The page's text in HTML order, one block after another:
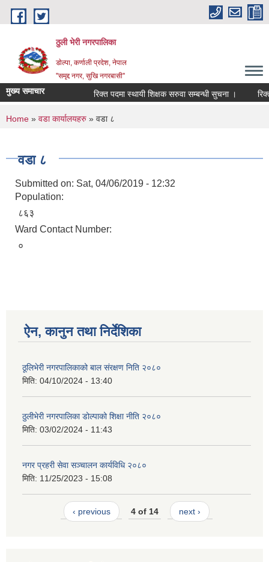
Skip to main content
ठुली भेरी नगरपालिका
डाेल्पा, कर्णाली प्रदेश, नेपाल
''समृद्द नगर, सुखि नगरबासी''
मुख्य समाचार रिक्त पदमा स्थायी शिक्षक सरुवा सम्बन्धी सुचना । रिक्त
You are here
Home » वडा कार्यालयहरु » वडा ८
वडा ८
Submitted on: Sat, 04/06/2019 - 12:32
Population:
८६३
Ward Contact Number:
०
ऐन, कानुन तथा निर्देशिका
ठूलिभेरी नगरपालिकाको बाल संरक्षण निति २०८०
मिति: 04/10/2024 - 13:40
ठुलीभेरी नगरपालिका डोल्पाको शिक्षा नीति २०८०
मिति: 03/02/2024 - 11:43
नगर प्रहरी सेवा सञ्चालन कार्यविधि २०८०
मिति: 11/25/2023 - 15:08
‹ previous 4 of 14 next ›